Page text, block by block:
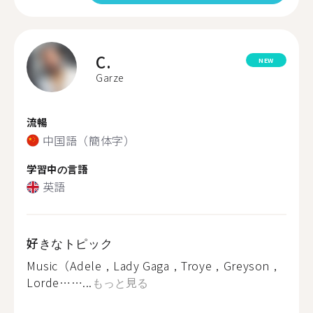
C.
Garze
NEW
流暢
中国語（簡体字）
学習中の言語
英語
好きなトピック
Music（Adele，Lady Gaga，Troye，Greyson，
Lorde……... もっと見る